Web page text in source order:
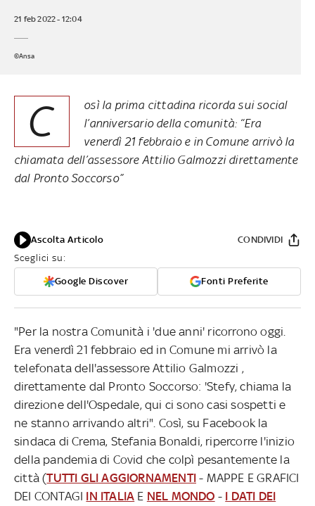
21 feb 2022 - 12:04
©Ansa
C
osì la prima cittadina ricorda sui social
l’anniversario della comunità: “Era
venerdì 21 febbraio e in Comune arrivò la
chiamata dell’assessore Attilio Galmozzi direttamente
dal Pronto Soccorso”
Ascolta Articolo
Sceglici su:
Google Discover Fonti Preferite
CONDIVIDI
"Per la nostra Comunità i 'due anni' ricorrono oggi.
Era venerdì 21 febbraio ed in Comune mi arrivò la
telefonata dell'assessore Attilio Galmozzi ,
direttamente dal Pronto Soccorso: 'Stefy, chiama la
direzione dell'Ospedale, qui ci sono casi sospetti e
ne stanno arrivando altri". Così, su Facebook la
sindaca di Crema, Stefania Bonaldi, ripercorre l'inizio
della pandemia di Covid che colpì pesantemente la
città (TUTTI GLI AGGIORNAMENTI - MAPPE E GRAFICI
DEI CONTAGI IN ITALIA E NEL MONDO - I DATI DEI